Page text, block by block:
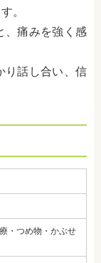
。
、痛みを強く感
り話し合い、信
・つめ物・かぶせ